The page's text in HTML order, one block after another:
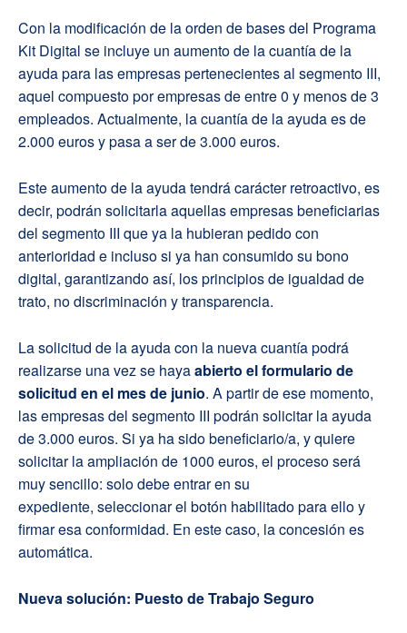
Con la modificación de la orden de bases del Programa
Kit Digital se incluye un aumento de la cuantía de la
ayuda para las empresas pertenecientes al segmento III,
aquel compuesto por empresas de entre 0 y menos de 3
empleados. Actualmente, la cuantía de la ayuda es de
2.000 euros y pasa a ser de 3.000 euros.
Este aumento de la ayuda tendrá carácter retroactivo, es
decir, podrán solicitarla aquellas empresas beneficiarias
del segmento III que ya la hubieran pedido con
anterioridad e incluso si ya han consumido su bono
digital, garantizando así, los principios de igualdad de
trato, no discriminación y transparencia.
La solicitud de la ayuda con la nueva cuantía podrá
realizarse una vez se hayaabierto el formulario de
solicitud en el mes de junio. A partir de ese momento,
las empresas del segmento III podrán solicitar la ayuda
de 3.000 euros. Si ya ha sido beneficiario/a, y quiere
solicitar la ampliación de 1000 euros, el proceso será
muy sencillo: solo debe entrar en su
expediente, seleccionar el botón habilitado para ello y
firmar esa conformidad. En este caso, la concesión es
automática.
Nueva solución: Puesto de Trabajo Seguro